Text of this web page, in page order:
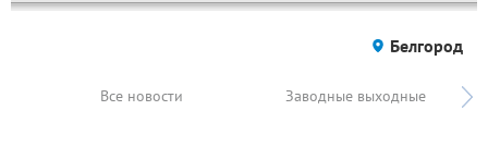
Белгород
Все новости Заводные выходные